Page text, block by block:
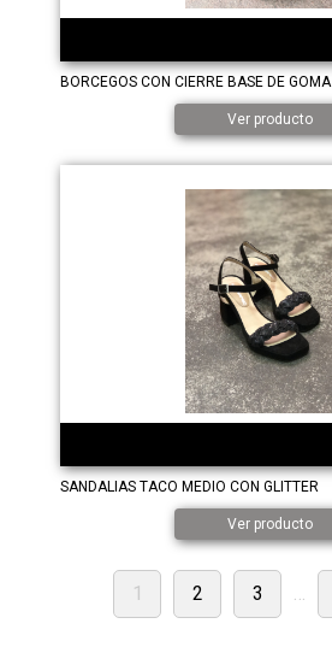
BORCEGOS CON CIERRE BASE DE GOMA
Ver producto
SANDALIAS TACO MEDIO CON GLITTER
Ver producto
1 2 3 …